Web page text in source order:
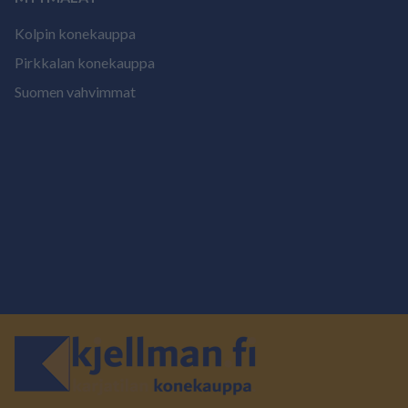
Kolpin konekauppa
Pirkkalan konekauppa
Suomen vahvimmat